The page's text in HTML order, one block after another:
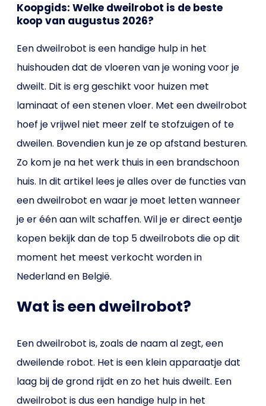
Koopgids: Welke dweilrobot is de beste
koop van augustus 2026?
Een dweilrobot is een handige hulp in het
huishouden dat de vloeren van je woning voor je
dweilt. Dit is erg geschikt voor huizen met
laminaat of een stenen vloer. Met een dweilrobot
hoef je vrijwel niet meer zelf te stofzuigen of te
dweilen. Bovendien kun je ze op afstand besturen.
Zo kom je na het werk thuis in een brandschoon
huis. In dit artikel lees je alles over de functies van
een dweilrobot en waar je moet letten wanneer
je er één aan wilt schaffen. Wil je er direct eentje
kopen bekijk dan de top 5 dweilrobots die op dit
moment het meest verkocht worden in
Nederland en België.
Wat is een dweilrobot?
Een dweilrobot is, zoals de naam al zegt, een
dweilende robot. Het is een klein apparaatje dat
laag bij de grond rijdt en zo het huis dweilt. Een
dweilrobot is dus een handige hulp in het